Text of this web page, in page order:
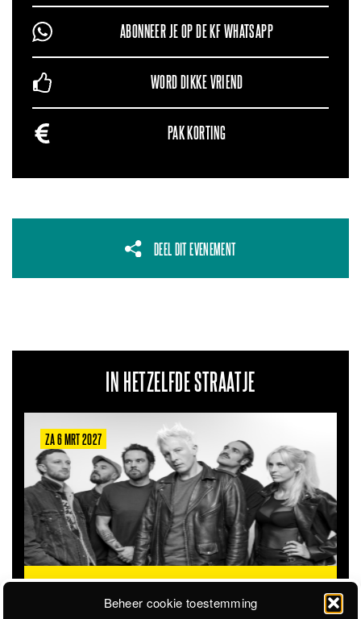
Beheer cookie toestemming
ABONNEER JE OP DE KF WHATSAPP
WORD DIKKE VRIEND
PAK KORTING
DEEL DIT EVENEMENT
IN HETZELFDE STRAATJE
ZA 6 MRT 2027